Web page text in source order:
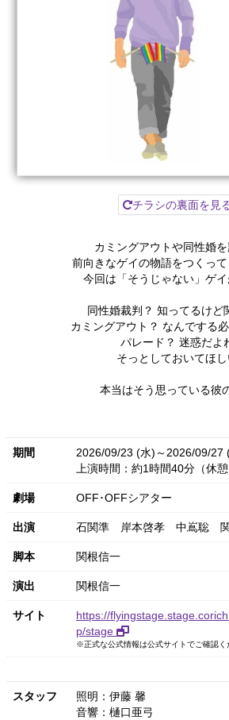
チラシの裏面を見
カミングアウトや同性婚を
前向きなゲイの物語をつくっ
今回は「そうじゃない」ゲ
同性婚裁判？ 知ってるけど
カミングアウト？ なんでする
パレード？ 迷惑だよ
そっとしておいてほ
本当はそう思っている彼
期間
2026/09/23 (水)～2026/09/27
上演時間：約1時間40分（休
劇場 OFF･OFFシアター
出演 石関準 岸本啓孝 中嶌聡
脚本 関根信一
演出 関根信一
サイト
https://
p/stage
※正式な公式情報は公式サイトでご確認く
スタッフ
照明：伊藤 馨
音響：樋口亜弓